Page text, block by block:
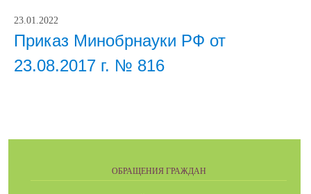
23.01.2022
Приказ Минобрнауки РФ от
23.08.2017 г. № 816
ОБРАЩЕНИЯ ГРАЖДАН